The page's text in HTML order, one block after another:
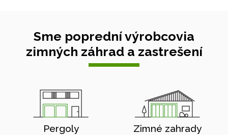
Sme poprední výrobcovia
zimných záhrad a zastrešení
Pergoly Zimné zahrady